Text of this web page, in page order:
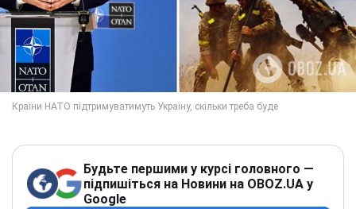
Будьте першими у курсі головного —
підпишіться на Новини на OBOZ.UA у
Google